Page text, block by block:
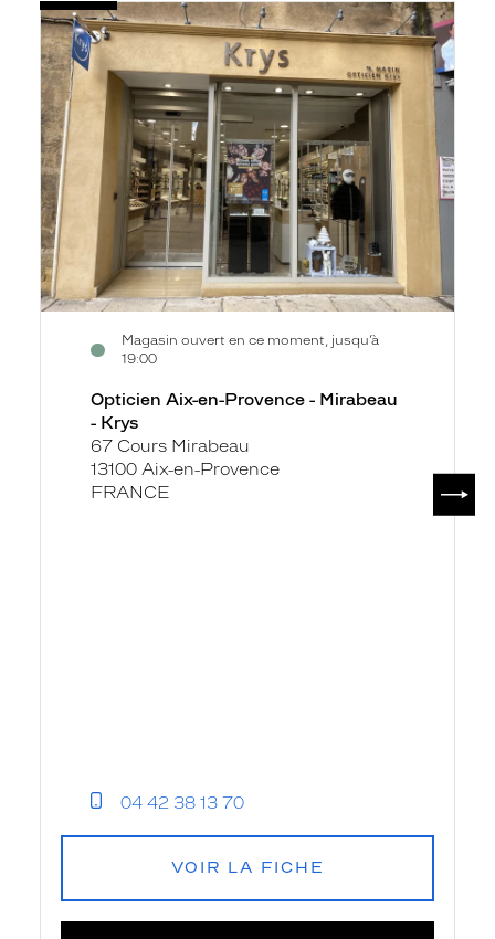
Opticien
Aix-
en-
Provence
-
Mirabeau
-
Krys
Magasin ouvert en ce moment, jusqu’à
19:00
Voir
la
fiche
Opticien Aix-en-Provence - Mirabeau
- Krys
67 Cours Mirabeau
13100 Aix-en-Provence
FRANCE
04 42 38 13 70
VOIR LA FICHE